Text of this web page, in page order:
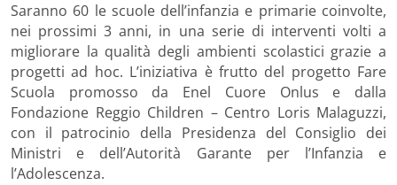
Saranno 60 le scuole dell’infanzia e primarie coinvolte,
nei prossimi 3 anni, in una serie di interventi volti a
migliorare la qualità degli ambienti scolastici grazie a
progetti ad hoc. L’iniziativa è frutto del progetto Fare
Scuola promosso da Enel Cuore Onlus e dalla
Fondazione Reggio Children – Centro Loris Malaguzzi,
con il patrocinio della Presidenza del Consiglio dei
Ministri e dell’Autorità Garante per l’Infanzia e
l’Adolescenza.